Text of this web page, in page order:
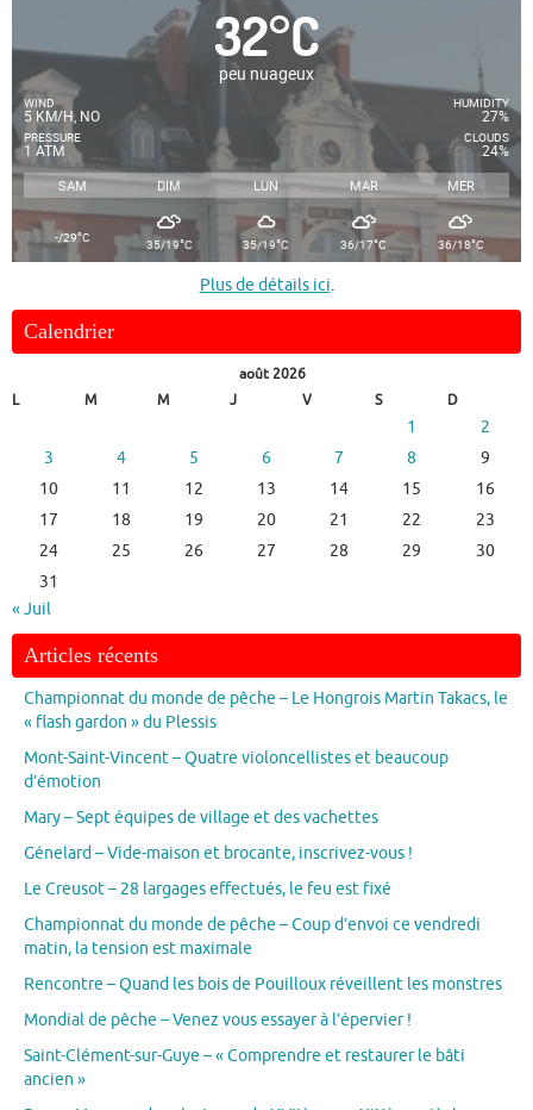
32°C
peu nuageux
WIND
5 KM/H, NO
PRESSURE
1 ATM
HUMIDITY
27%
CLOUDS
24%
SAM DIM LUN MAR MER
-/29°C 35/19°C 35/19°C 36/17°C 36/18°C
Plus de détails ici.
Calendrier
août 2026
L
M M J V S D
1
2
3
4 5 6 7 8
9
10
11 12 13 14 15
16
17
18 19 20 21 22
23
24
25 26 27 28 29
30
31
« Juil
Articles récents
Championnat du monde de pêche – Le Hongrois Martin Takacs, le
« flash gardon » du Plessis
Mont-Saint-Vincent – Quatre violoncellistes et beaucoup
d’émotion
Mary – Sept équipes de village et des vachettes
Génelard – Vide-maison et brocante, inscrivez-vous !
Le Creusot – 28 largages effectués, le feu est fixé
Championnat du monde de pêche – Coup d’envoi ce vendredi
matin, la tension est maximale
Rencontre – Quand les bois de Pouilloux réveillent les monstres
Mondial de pêche – Venez vous essayer à l’épervier !
Saint-Clément-sur-Guye – « Comprendre et restaurer le bâti
ancien »